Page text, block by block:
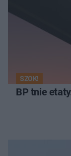
SZOK!
BP tnie